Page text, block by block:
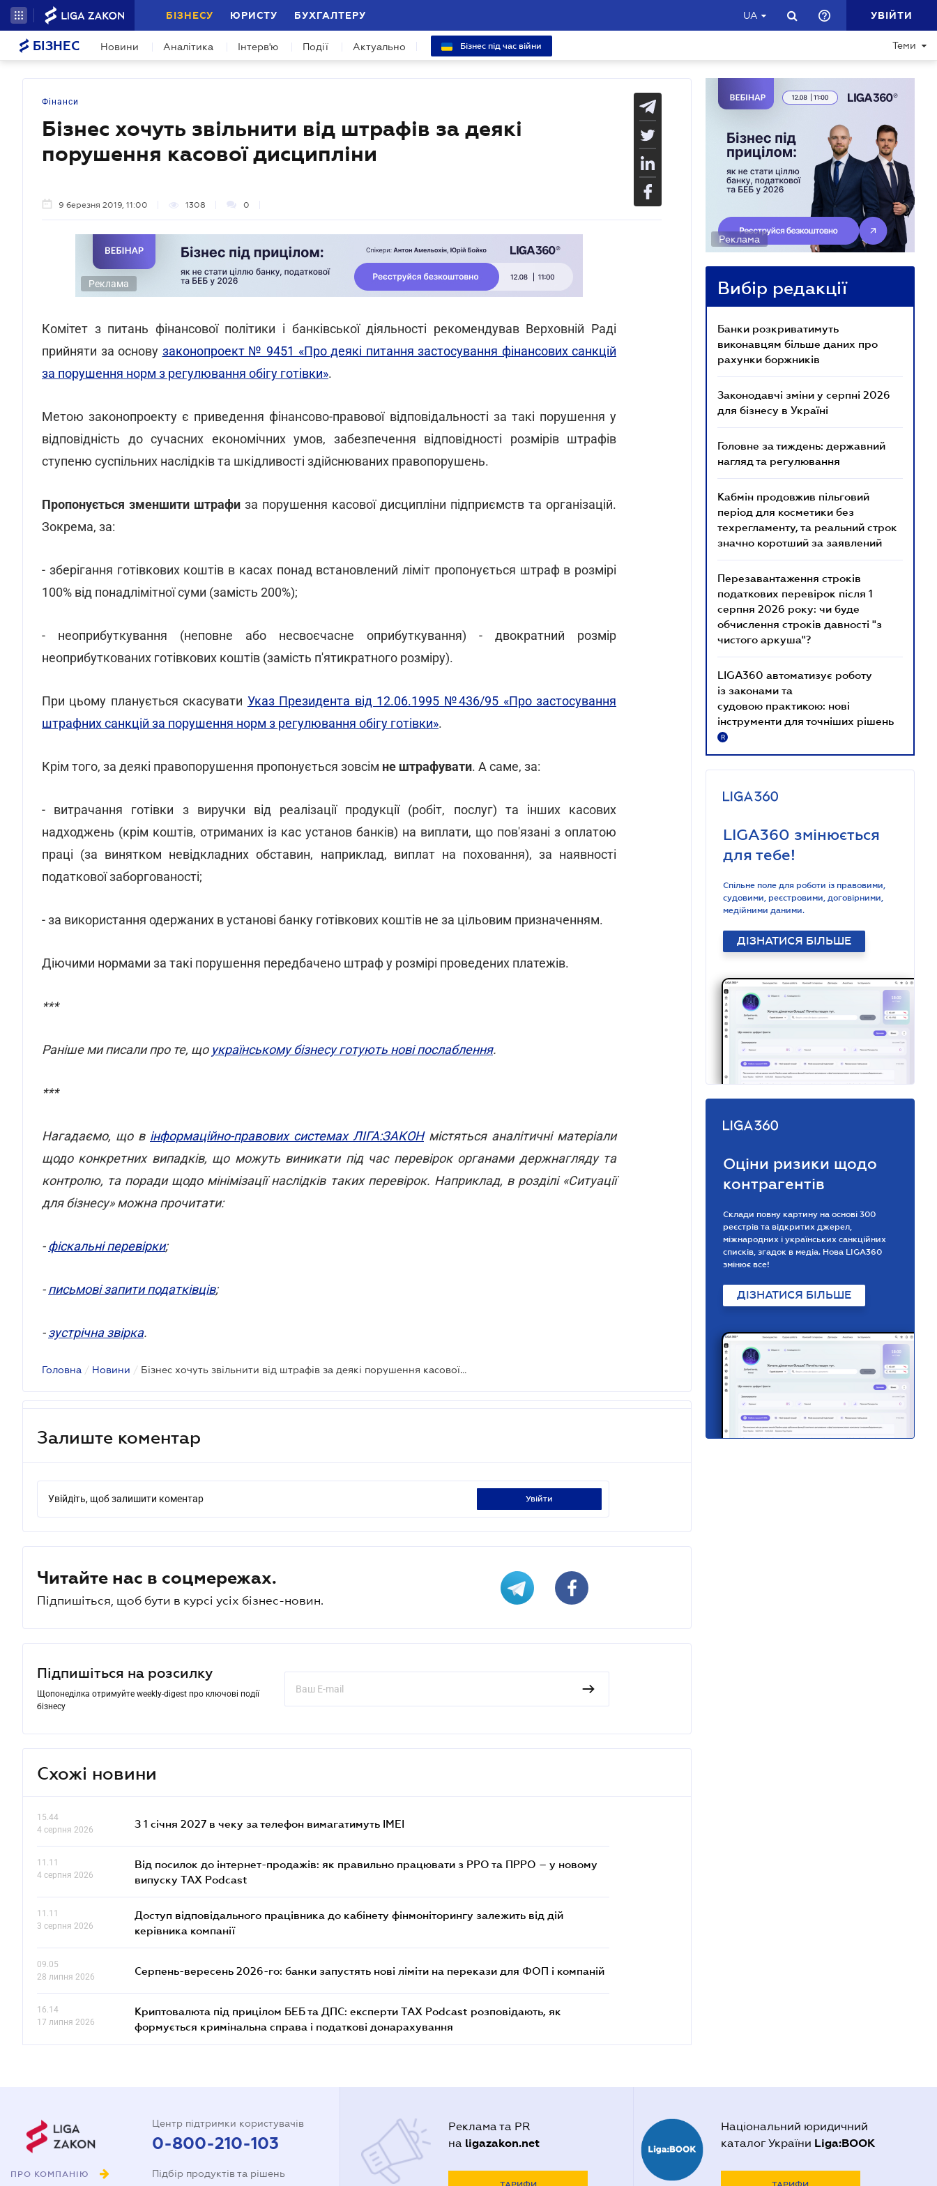
БІЗНЕСУ ЮРИСТУ БУХГАЛТЕРУ UA УВІЙТИ
БІЗНЕС Новини Аналітика Інтерв'ю Події Актуально Бізнес під час війни Теми
Фінанси
Бізнес хочуть звільнити від штрафів за деякі
порушення касової дисципліни
9 березня 2019, 11:00 1308 0
Реклама
Комітет з питань фінансової політики і банківської діяльності рекомендував Верховній Раді
прийняти за основу законопроект № 9451 «Про деякі питання застосування фінансових санкцій
за порушення норм з регулювання обігу готівки».
Метою законопроекту є приведення фінансово-правової відповідальності за такі порушення у
відповідність до сучасних економічних умов, забезпечення відповідності розмірів штрафів
ступеню суспільних наслідків та шкідливості здійснюваних правопорушень.
Пропонується зменшити штрафи за порушення касової дисципліни підприємств та організацій.
Зокрема, за:
- зберігання готівкових коштів в касах понад встановлений ліміт пропонується штраф в розмірі
100% від понадлімітної суми (замість 200%);
- неоприбуткування (неповне або несвоєчасне оприбуткування) - двократний розмір
неоприбуткованих готівкових коштів (замість п'ятикратного розміру).
При цьому планується скасувати Указ Президента від 12.06.1995 №436/95 «Про застосування
штрафних санкцій за порушення норм з регулювання обігу готівки».
Крім того, за деякі правопорушення пропонується зовсім не штрафувати. А саме, за:
- витрачання готівки з виручки від реалізації продукції (робіт, послуг) та інших касових
надходжень (крім коштів, отриманих із кас установ банків) на виплати, що пов'язані з оплатою
праці (за винятком невідкладних обставин, наприклад, виплат на поховання), за наявності
податкової заборгованості;
- за використання одержаних в установі банку готівкових коштів не за цільовим призначенням.
Діючими нормами за такі порушення передбачено штраф у розмірі проведених платежів.
***
Раніше ми писали про те, що українському бізнесу готують нові послаблення.
***
Нагадаємо, що в інформаційно-правових системах ЛІГА:ЗАКОН містяться аналітичні матеріали
щодо конкретних випадків, що можуть виникати під час перевірок органами держнагляду та
контролю, та поради щодо мінімізації наслідків таких перевірок. Наприклад, в розділі «Ситуації
для бізнесу» можна прочитати:
-фіскальні перевірки;
-письмові запити податківців;
-зустрічна звірка.
Головна / Новини / Бізнес хочуть звільнити від штрафів за деякі порушення касової дисципліни
Залиште коментар
Увійдіть, щоб залишити коментар увійти
Читайте нас в соцмережах.
Підпишіться, щоб бути в курсі усіх бізнес-новин.
Підпишіться на розсилку
Щопонеділка отримуйте weekly-digest про ключові події
бізнесу
Схожі новини
15.44
4 серпня 2026
З 1 січня 2027 в чеку за телефон вимагатимуть IMEI
11.11
4 серпня 2026
Від посилок до інтернет-продажів: як правильно працювати з РРО та ПРРО – у новому
випуску TAX Podcast
11.11
3 серпня 2026
Доступ відповідального працівника до кабінету фінмоніторингу залежить від дій
керівника компанії
09.05
28 липня 2026
Серпень-вересень 2026-го: банки запустять нові ліміти на перекази для ФОП і компаній
16.14
17 липня 2026
Криптовалюта під прицілом БЕБ та ДПС: експерти TAX Podcast розповідають, як
формується кримінальна справа і податкові донарахування
Реклама
Вибір редакції
Банки розкриватимуть
виконавцям більше даних про
рахунки боржників
Законодавчі зміни у серпні 2026
для бізнесу в Україні
Головне за тиждень: державний
нагляд та регулювання
Кабмін продовжив пільговий
період для косметики без
техрегламенту, та реальний строк
значно коротший за заявлений
Перезавантаження строків
податкових перевірок після 1
серпня 2026 року: чи буде
обчислення строків давності "з
чистого аркуша"?
LIGA360 автоматизує роботу
із законами та
судовою практикою: нові
інструменти для точніших рішень
R
LIGA360 змінюється
для тебе!
Спільне поле для роботи із правовими,
судовими, реєстровими, договірними,
медійними даними.
ДІЗНАТИСЯ БІЛЬШЕ
Оціни ризики щодо
контрагентів
Склади повну картину на основі 300
реєстрів та відкритих джерел,
міжнародних і українських санкційних
списків, згадок в медіа. Нова LIGA360
змінює все!
ДІЗНАТИСЯ БІЛЬШЕ
ПРО КОМПАНІЮ
Центр підтримки користувачів
0-800-210-103
Підбір продуктів та рішень
Реклама та PR
на ligazakon.net
Національний юридичний
каталог України Liga:BOOK